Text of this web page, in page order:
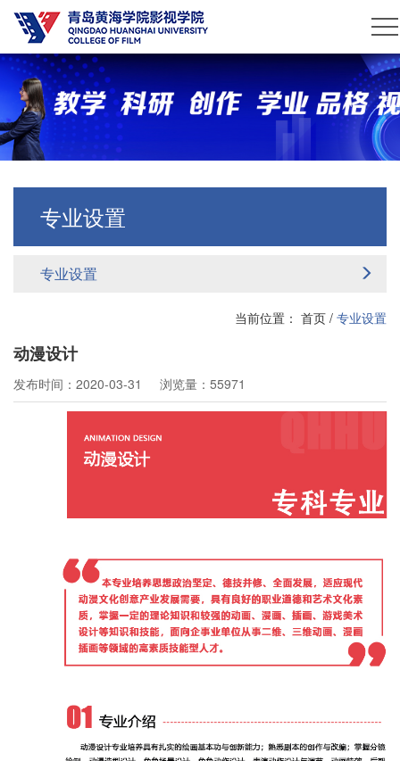
专业设置
专业设置
当前位置： 首页 / 专业设置
动漫设计
发布时间：2020-03-31 浏览量：55971